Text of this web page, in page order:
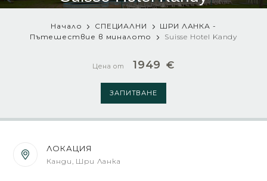
Начало СПЕЦИАЛНИ
ШРИ ЛАНКА -
Пътешествие в миналото
Suisse Hotel Kandy
Цена от 1949 €
ЗАПИТВАНЕ
ЛОКАЦИЯ
Канди, Шри Ланка